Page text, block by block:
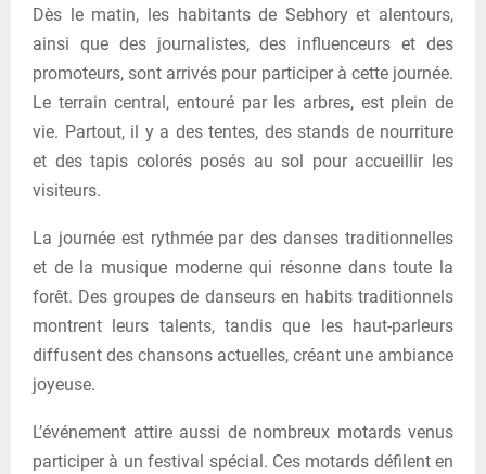
Dès le matin, les habitants de Sebhory et alentours,
ainsi que des journalistes, des influenceurs et des
promoteurs, sont arrivés pour participer à cette journée.
Le terrain central, entouré par les arbres, est plein de
vie. Partout, il y a des tentes, des stands de nourriture
et des tapis colorés posés au sol pour accueillir les
visiteurs.
La journée est rythmée par des danses traditionnelles
et de la musique moderne qui résonne dans toute la
forêt. Des groupes de danseurs en habits traditionnels
montrent leurs talents, tandis que les haut-parleurs
diffusent des chansons actuelles, créant une ambiance
joyeuse.
L’événement attire aussi de nombreux motards venus
participer à un festival spécial. Ces motards défilent en